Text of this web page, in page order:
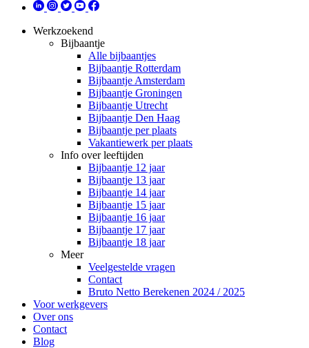
Werkzoekend
Bijbaantje
Alle bijbaantjes
Bijbaantje Rotterdam
Bijbaantje Amsterdam
Bijbaantje Groningen
Bijbaantje Utrecht
Bijbaantje Den Haag
Bijbaantje per plaats
Vakantiewerk per plaats
Info over leeftijden
Bijbaantje 12 jaar
Bijbaantje 13 jaar
Bijbaantje 14 jaar
Bijbaantje 15 jaar
Bijbaantje 16 jaar
Bijbaantje 17 jaar
Bijbaantje 18 jaar
Meer
Veelgestelde vragen
Contact
Bruto Netto Berekenen 2024 / 2025
Voor werkgevers
Over ons
Contact
Blog